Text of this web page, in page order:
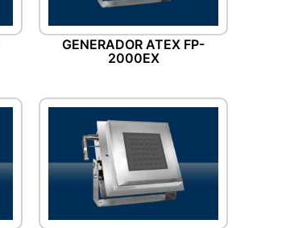
GENERADOR ATEX FP-
2000EX